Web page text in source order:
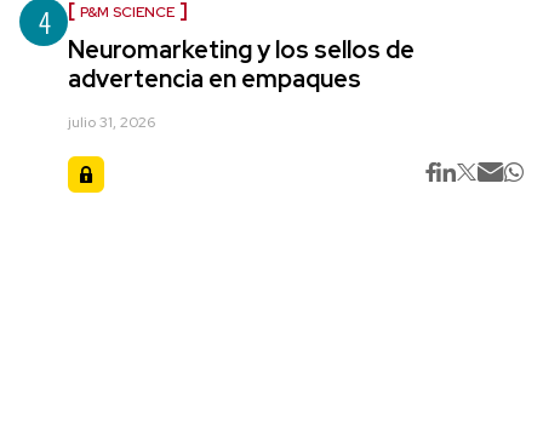
4 P&M SCIENCE
Neuromarketing y los sellos de
advertencia en empaques
julio 31, 2026